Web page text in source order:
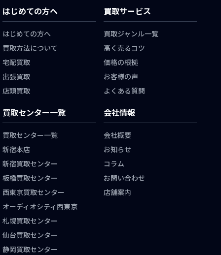
はじめての方へ
はじめての方へ
買取方法について
宅配買取
出張買取
店頭買取
買取サービス
買取ジャンル一覧
高く売るコツ
価格の根拠
お客様の声
よくある質問
買取センター一覧
買取センター一覧
新宿本店
新宿買取センター
板橋買取センター
西東京買取センター
オーディオシティ西東京
札幌買取センター
仙台買取センター
静岡買取センター
会社情報
会社概要
お知らせ
コラム
お問い合わせ
店舗案内